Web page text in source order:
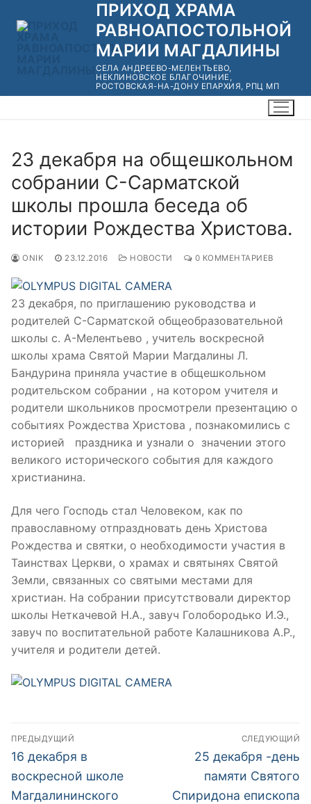
ПРИХОД ХРАМА
РАВНОАПОСТОЛЬНОЙ
МАРИИ МАГДАЛИНЫ
СЕЛА АНДРЕЕВО-МЕЛЕНТЬЕВО,
НЕКЛИНОВСКОЕ БЛАГОЧИНИЕ,
РОСТОВСКАЯ-НА-ДОНУ ЕПАРХИЯ, РПЦ МП
23 декабря на общешкольном
собрании С-Сарматской
школы прошла беседа об
истории Рождества Христова.
ONIK 23.12.2016 НОВОСТИ 0 КОММЕНТАРИЕВ
23 декабря, по приглашению руководства и
родителей С-Сарматской общеобразовательной
школы с. А-Мелентьево , учитель воскресной
школы храма Святой Марии Магдалины Л.
Бандурина приняла участие в общешкольном
родительском собрании , на котором учителя и
родители школьников просмотрели презентацию о
событиях Рождества Христова , познакомились с
историей праздника и узнали о значении этого
великого исторического события для каждого
христианина.
Для чего Господь стал Человеком, как по
православному отпраздновать день Христова
Рождества и святки, о необходимости участия в
Таинствах Церкви, о храмах и святынях Святой
Земли, связанных со святыми местами для
христиан. На собрании присутствовали директор
школы Неткачевой Н.А., завуч Голобородько И.Э.,
завуч по воспитательной работе Калашникова А.Р.,
учителя и родители детей.
Навигация
по
записям
ПРЕДЫДУЩИЙ
Предыдущая
запись:
16 декабря в
воскресной школе
Магдалининского
СЛЕДУЮЩИЙ
Следующая
запись:
25 декабря -день
памяти Святого
Спиридона епископа